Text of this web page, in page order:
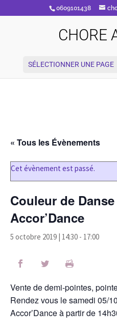
0609101438
CHORE
SÉLECTIONNER UNE PAGE
« Tous les Évènements
Cet évènement est passé.
Couleur de
Accor’Dance
5 octobre 2019 | 14:30 - 17:00
Vente de demi-pointes,
Rendez vous le samedi 05/
Accor’Dance à partir de